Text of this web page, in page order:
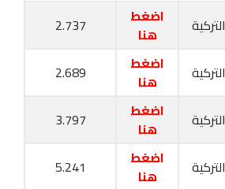
التركية
اضغط
هنا
2.737
التركية
اضغط
هنا
2.689
التركية
اضغط
هنا
3.797
التركية
اضغط
هنا
5.241